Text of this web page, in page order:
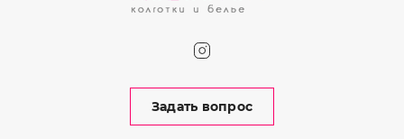
Задать вопрос